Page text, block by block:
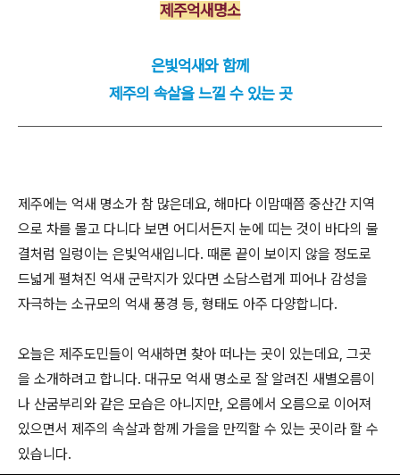
제주억새명소
은빛억새와 함께
제주의 속살을 느낄 수 있는 곳
제주에는 억새 명소가 참 많은데요, 해마다 이맘때쯤 중산간 지역
으로 차를 몰고 다니다 보면 어디서든지 눈에 띠는 것이 바다의 물
결처럼 일렁이는 은빛억새입니다. 때론 끝이 보이지 않을 정도로
드넓게 펼쳐진 억새 군락지가 있다면 소담스럽게 피어나 감성을
자극하는 소규모의 억새 풍경 등, 형태도 아주 다양합니다.
오늘은 제주도민들이 억새하면 찾아 떠나는 곳이 있는데요, 그곳
을 소개하려고 합니다. 대규모 억새 명소로 잘 알려진 새별오름이
나 산굼부리와 같은 모습은 아니지만, 오름에서 오름으로 이어져
있으면서 제주의 속살과 함께 가을을 만끽할 수 있는 곳이라 할 수
있습니다.